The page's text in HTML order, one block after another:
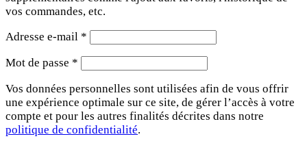
vos commandes, etc.
Adresse e-mail *
Mot de passe *
Vos données personnelles sont utilisées afin de vous offrir
une expérience optimale sur ce site, de gérer l’accès à votre
compte et pour les autres finalités décrites dans notre
politique de confidentialité.